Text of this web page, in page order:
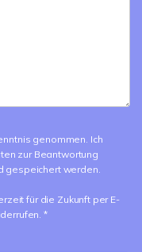
genommen. Ich
zur Beantwortung
gespeichert werden.
für die Zukunft per E-
*